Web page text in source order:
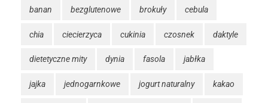
banan bezglutenowe brokuły cebula
chia ciecierzyca cukinia czosnek daktyle
dietetyczne mity dynia fasola jabłka
jajka jednogarnkowe jogurt naturalny kakao